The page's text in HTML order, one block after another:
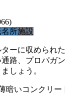
所施設
ーに収められ
路、プロパガ
しょう。
暗いコンクリー